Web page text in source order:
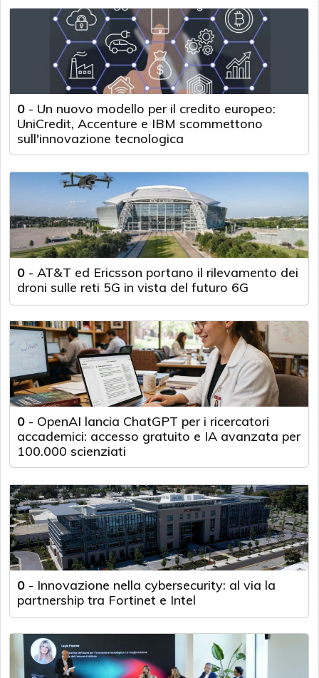
0 - Un nuovo modello per il credito europeo:
UniCredit, Accenture e IBM scommettono
sull'innovazione tecnologica
0 - AT&T ed Ericsson portano il rilevamento dei
droni sulle reti 5G in vista del futuro 6G
0 - OpenAI lancia ChatGPT per i ricercatori
accademici: accesso gratuito e IA avanzata per
100.000 scienziati
0 - Innovazione nella cybersecurity: al via la
partnership tra Fortinet e Intel